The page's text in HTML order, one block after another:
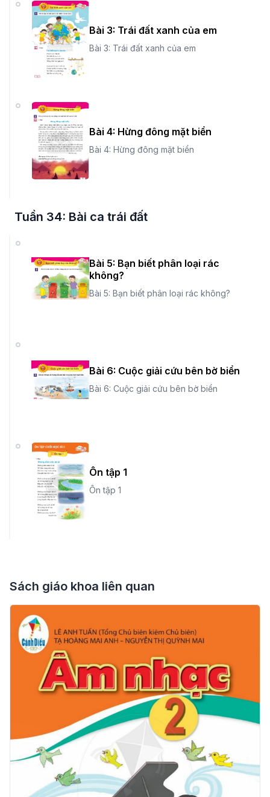
Bài 3: Trái đất xanh của em
Bài 3: Trái đất xanh của em
Bài 4: Hừng đông mặt biển
Bài 4: Hừng đông mặt biển
Tuần 34: Bài ca trái đất
Bài 5: Bạn biết phân loại rác
không?
Bài 5: Bạn biết phân loại rác không?
Bài 6: Cuộc giải cứu bên bờ biển
Bài 6: Cuộc giải cứu bên bờ biển
Ôn tập 1
Ôn tập 1
Sách giáo khoa liên quan